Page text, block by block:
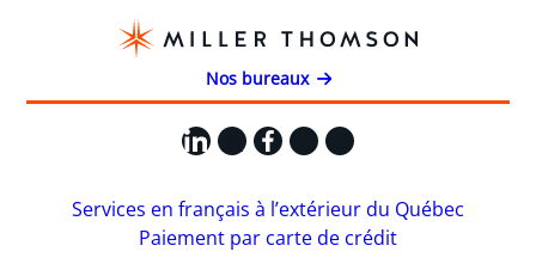
Nos bureaux
LinkedIn
X Facebook
Instagram
YouTube
Services en français à l’extérieur du Québec
Paiement par carte de crédit